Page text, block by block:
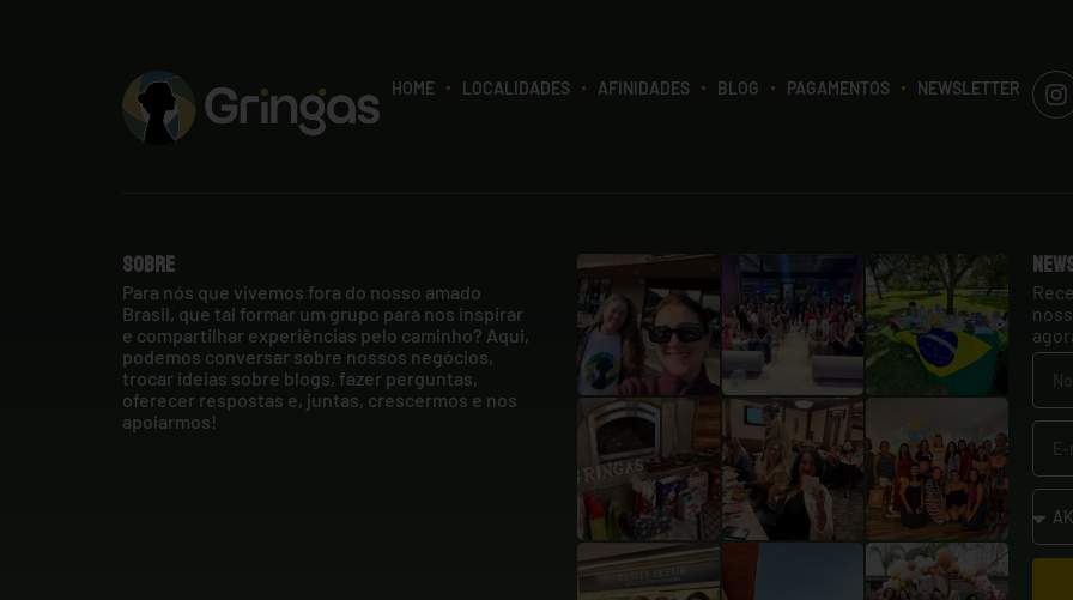
HOME LOCALIDADES AFINIDADES BLOG PAGAMENTOS NEWSLETTER
Sobre
Para nós que vivemos fora do nosso amado
Brasil, que tal formar um grupo para nos inspirar
e compartilhar experiências pelo caminho? Aqui,
podemos conversar sobre nossos negócios,
trocar ideias sobre blogs, fazer perguntas,
oferecer respostas e, juntas, crescermos e nos
apoiarmos!